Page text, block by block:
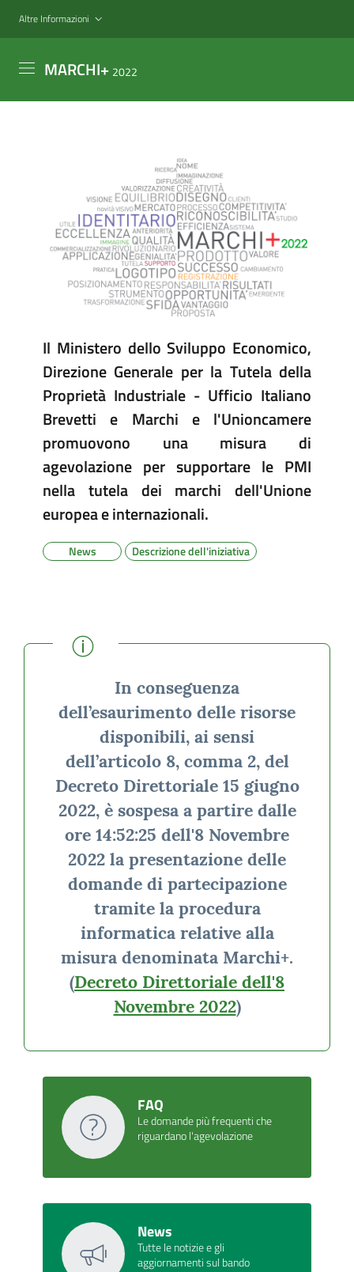
principale
Altre Informazioni
MARCHI+ 2022
Il Ministero dello Sviluppo Economico,
Direzione Generale per la Tutela della
Proprietà Industriale - Ufficio Italiano
Brevetti e Marchi e l'Unioncamere
promuovono una misura di
agevolazione per supportare le PMI
nella tutela dei marchi dell'Unione
europea e internazionali.
News Descrizione dell'iniziativa
In conseguenza
dell’esaurimento delle risorse
disponibili, ai sensi
dell’articolo 8, comma 2, del
Decreto Direttoriale 15 giugno
2022, è sospesa a partire dalle
ore 14:52:25 dell'8 Novembre
2022 la presentazione delle
domande di partecipazione
tramite la procedura
informatica relative alla
misura denominata Marchi+.
(Decreto Direttoriale dell'8
Novembre 2022)
FAQ
Le domande più frequenti che
riguardano l'agevolazione
News
Tutte le notizie e gli
aggiornamenti sul bando